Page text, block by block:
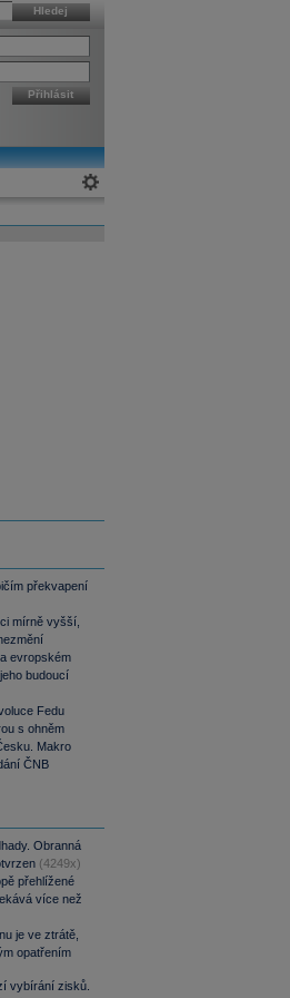
Hledej
Přihlásit
překvapení
mírně vyšší,
evropském
budoucí
Fedu
s ohněm
Makro
ČNB
Obranná
(4249x)
přehlížené
více než
je ve ztrátě,
opatřením
vybírání zisků.